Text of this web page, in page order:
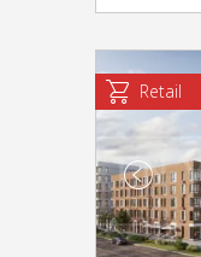
Retail